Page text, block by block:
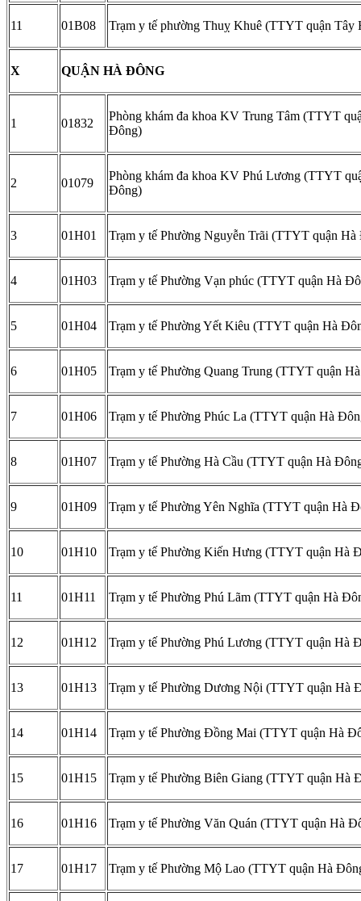
11 01B08 Trạm y tế phường Thuỵ Khuê (TTYT quận Tây
X QUẬN HÀ ĐÔNG
1 01832
Phòng khám đa khoa KV Trung Tâm (TTYT
Đông)
2 01079
Phòng khám đa khoa KV Phú Lương (TTYT
Đông)
3 01H01 Trạm y tế Phường Nguyễn Trãi (TTYT quận
4 01H03 Trạm y tế Phường Vạn phúc (TTYT quận Hà
5 01H04 Trạm y tế Phường Yết Kiêu (TTYT quận Hà
6 01H05 Trạm y tế Phường Quang Trung (TTYT quận
7 01H06 Trạm y tế Phường Phúc La (TTYT quận Hà
8 01H07 Trạm y tế Phường Hà Cầu (TTYT quận Hà
9 01H09 Trạm y tế Phường Yên Nghĩa (TTYT quận Hà
10 01H10 Trạm y tế Phường Kiến Hưng (TTYT quận Hà
11 01H11 Trạm y tế Phường Phú Lãm (TTYT quận Hà
12 01H12 Trạm y tế Phường Phú Lương (TTYT quận Hà
13 01H13 Trạm y tế Phường Dương Nội (TTYT quận Hà
14 01H14 Trạm y tế Phường Đồng Mai (TTYT quận Hà
15 01H15 Trạm y tế Phường Biên Giang (TTYT quận Hà
16 01H16 Trạm y tế Phường Văn Quán (TTYT quận Hà
17 01H17 Trạm y tế Phường Mộ Lao (TTYT quận Hà